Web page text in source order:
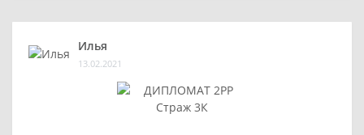
Илья
13.02.2021